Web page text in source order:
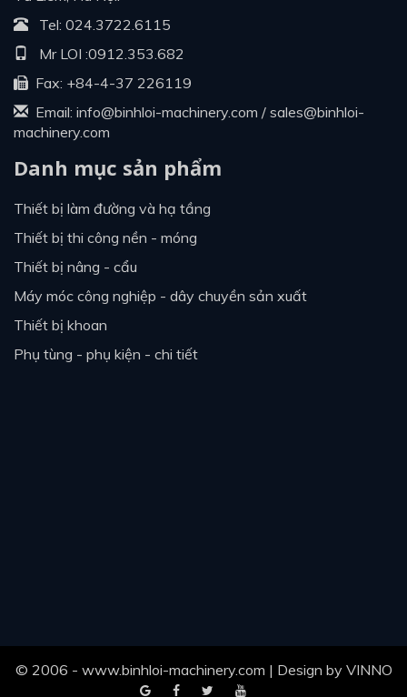
Tel: 024.3722.6115
Mr LOI :0912.353.682
Fax: +84-4-37 226119
Email: info@binhloi-machinery.com / sales@binhloi-
machinery.com
Danh mục sản phẩm
thiết bị làm đường và hạ tầng
thiết bị thi công nền - móng
thiết bị nâng - cẩu
máy móc công nghiệp - dây chuyền sản xuất
thiết bị khoan
phụ tùng - phụ kiện - chi tiết
© 2006 - www.binhloi-machinery.com | Design by VINNO